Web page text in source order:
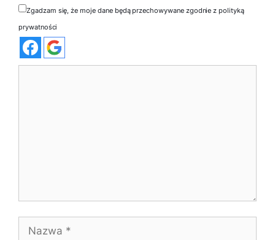
Zgadzam się, że moje dane będą przechowywane zgodnie z polityką
prywatności
Nazwa